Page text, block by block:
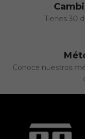
Tienes 30
Conoce nuestros